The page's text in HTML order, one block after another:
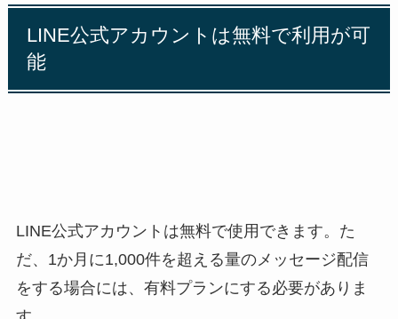
LINE公式アカウントは無料で利用が可
能
LINE公式アカウントは無料で使用できます。た
だ、1か月に1,000件を超える量のメッセージ配信
をする場合には、有料プランにする必要がありま